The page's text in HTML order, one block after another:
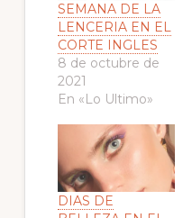
SEMANA DE LA
LENCERIA EN EL
CORTE INGLES
8 de octubre de
2021
En «Lo Ultimo»
DIAS DE